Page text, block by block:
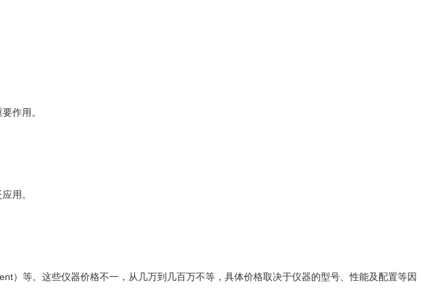
作用。
用。
）等。这些仪器价格不一，从几万到几百万不等，具体价格取决于仪器的型号、性能及配置等因